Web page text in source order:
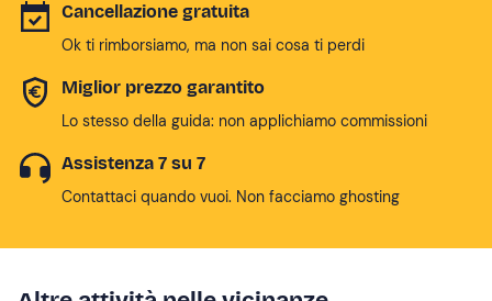
Cancellazione gratuita
Ok ti rimborsiamo, ma non sai cosa ti perdi
Miglior prezzo garantito
Lo stesso della guida: non applichiamo commissioni
Assistenza 7 su 7
Contattaci quando vuoi. Non facciamo ghosting